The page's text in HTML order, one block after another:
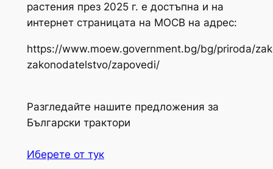
растения през 2025 г. е достъпна и на
интернет страницата на МОСВ на адрес:
https://www.moew.government.bg/bg/priroda/
zakonodatelstvo/zapovedi/
Разгледайте нашите предложения за
Български трактори
Иберете от тук